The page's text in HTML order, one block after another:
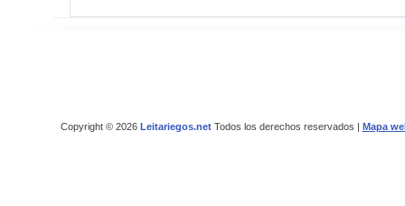
Copyright © 2026 Leitariegos.netTodos los derechos reservados | Mapa